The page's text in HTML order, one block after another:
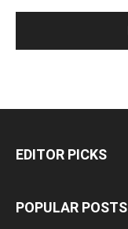
EDITOR PICKS
POPULAR POSTS